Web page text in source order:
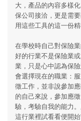
大，產品的內容多樣
保公司接洽，更是需
用這些工具的這一份
在學校時自己對保險
好的行業不是保險業
業，只是心中認為保
會選擇現在的職業：
徵工作，並非說參加
的自己來說，參加應
驗，考驗自我的能力
這行業裡試看看便開